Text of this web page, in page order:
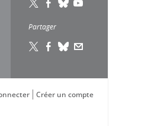
Partager
Créer un compte
vos préférences pour